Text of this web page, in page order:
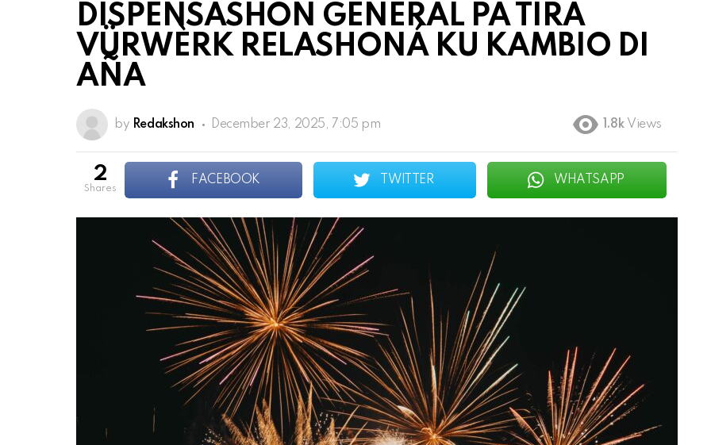
DISPENSASHON GENERAL PA TIRA
VÜRWÈRK RELASHONÁ KU KAMBIO DI
AÑA
by Redakshon December 23, 2025, 7:05 pm 1.8k Views
2
shares
FACEBOOK TWITTER WHATSAPP